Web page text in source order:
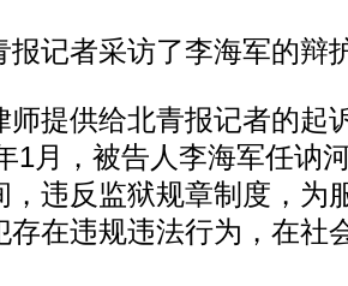
记者采访了李海军的辩
供给北青报记者的起
1月，被告人李海军任讷
，违反监狱规章制度，为
存在违规违法行为，在社